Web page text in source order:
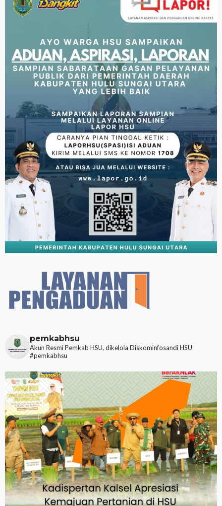
pemkabhsu
Akun Resmi Pemkab HSU, dikelola Diskominfosandi HSU
#pemkabhsu